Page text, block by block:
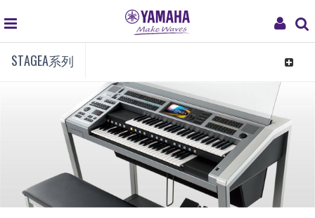
My
global
navigation
STAGEA系列
Toggle